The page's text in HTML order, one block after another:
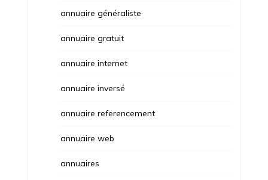
annuaire généraliste
annuaire gratuit
annuaire internet
annuaire inversé
annuaire referencement
annuaire web
annuaires